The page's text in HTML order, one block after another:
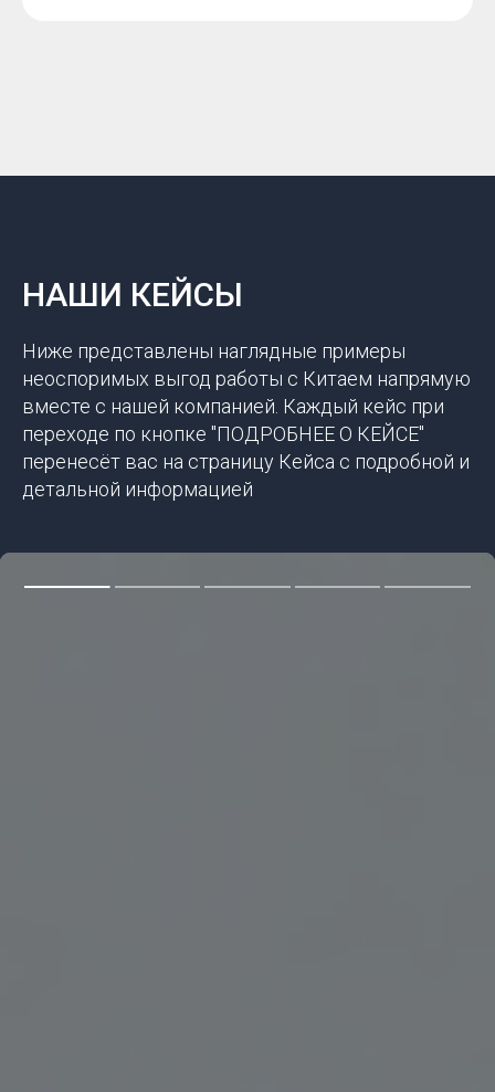
НАШИ КЕЙСЫ
Ниже представлены наглядные примеры
неоспоримых выгод работы с Китаем напрямую
вместе с нашей компанией. Каждый кейс при
переходе по кнопке "ПОДРОБНЕЕ О КЕЙСЕ"
перенесёт вас на страницу Кейса с подробной и
детальной информацией